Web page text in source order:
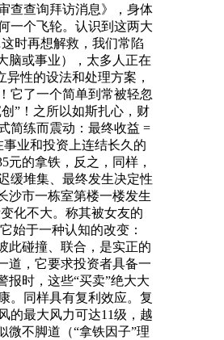
查查询拜访消息》，身体
一个飞轮。认识到这两大
时再想解救，我们常陷
脑或事业），太多人正在
性的设法和处理方案，
它了一个简单到常被轻忽
”！之所以如斯扎心，财
简练而震动：最终收益 =
业和投资上连结长久的
的拿铁，反之，同样，
缓堆集、最终发生决定性
沙市一栋室第楼一楼发生
化不大。称其被女友的
始于一种认知的改变：
此碰撞、联合，是实正的
道，它要求投资者具备一
报时，这些“买卖”绝大大
。同样具有复利效应。复
的最大风力可达11级，越
微不脚道（“拿铁因子”理